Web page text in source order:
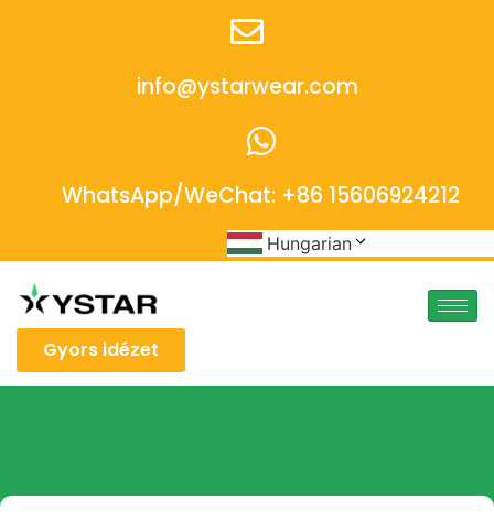
info@ystarwear.com
WhatsApp/WeChat: +86 15606924212
Hungarian
Gyors idézet